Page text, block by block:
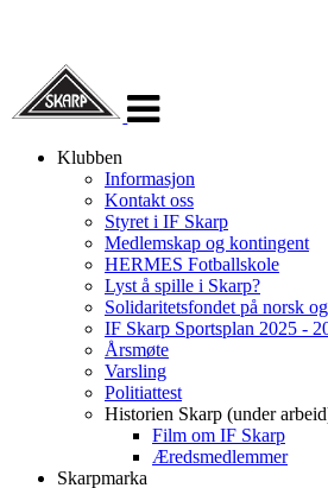
navigasjon
Klubben
Informasjon
Kontakt oss
Styret i IF Skarp
Medlemskap og kontingent
HERMES Fotballskole
Lyst å spille i Skarp?
Solidaritetsfondet på norsk
IF Skarp Sportsplan 2025 -
Årsmøte
Varsling
Politiattest
Historien Skarp (under
Film om IF Skarp
Æredsmedlemmer
Skarpmarka